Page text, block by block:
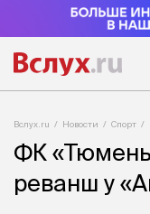
Вслух.ru Новости Спорт
ФК
реванш у